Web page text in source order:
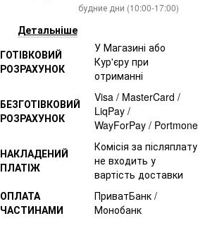
будние дни (10:00-17:00)
Детальніше
ГОТІВКОВИЙ
РОЗРАХУНОК
У Магазині або
Кур'єру при
отриманні
БЕЗГОТІВКОВИЙ
РОЗРАХУНОК
Visa / MasterCard /
LiqPay /
WayForPay / Portmone
НАКЛАДЕНИЙ
ПЛАТІЖ
Комісія за післяплату
не входить у
вартість доставки
ОПЛАТА
ЧАСТИНАМИ
ПриватБанк /
Монобанк